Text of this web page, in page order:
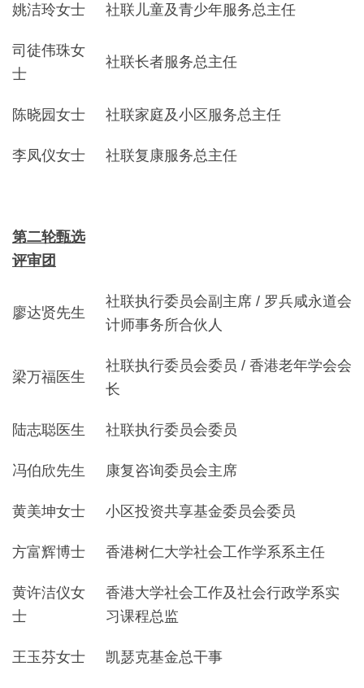
姚洁玲女士 社联儿童及青少年服务总主任
司徒伟珠女
士
社联长者服务总主任
陈晓园女士 社联家庭及小区服务总主任
李凤仪女士 社联复康服务总主任
第二轮甄选
评审团
廖达贤先生
社联执行委员会副主席 / 罗兵咸永道会
计师事务所合伙人
梁万福医生
社联执行委员会委员 / 香港老年学会会
长
陆志聪医生 社联执行委员会委员
冯伯欣先生 康复咨询委员会主席
黄美坤女士 小区投资共享基金委员会委员
方富辉博士 香港树仁大学社会工作学系系主任
黄许洁仪女
士
香港大学社会工作及社会行政学系实
习课程总监
王玉芬女士 凯瑟克基金总干事